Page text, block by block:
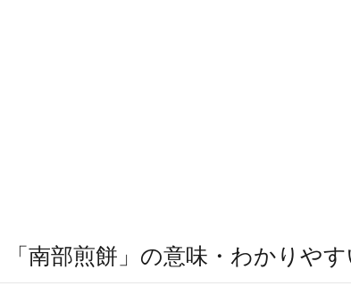
「南部煎餅」の意味・わかりやす